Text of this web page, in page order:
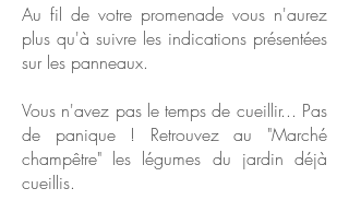
Au fil de votre promenade vous n'aurez
plus qu'à suivre les indications présentées
sur les panneaux.
Vous n'avez pas le temps de cueillir... Pas
de panique ! Retrouvez au "Marché
champêtre" les légumes du jardin déjà
cueillis.